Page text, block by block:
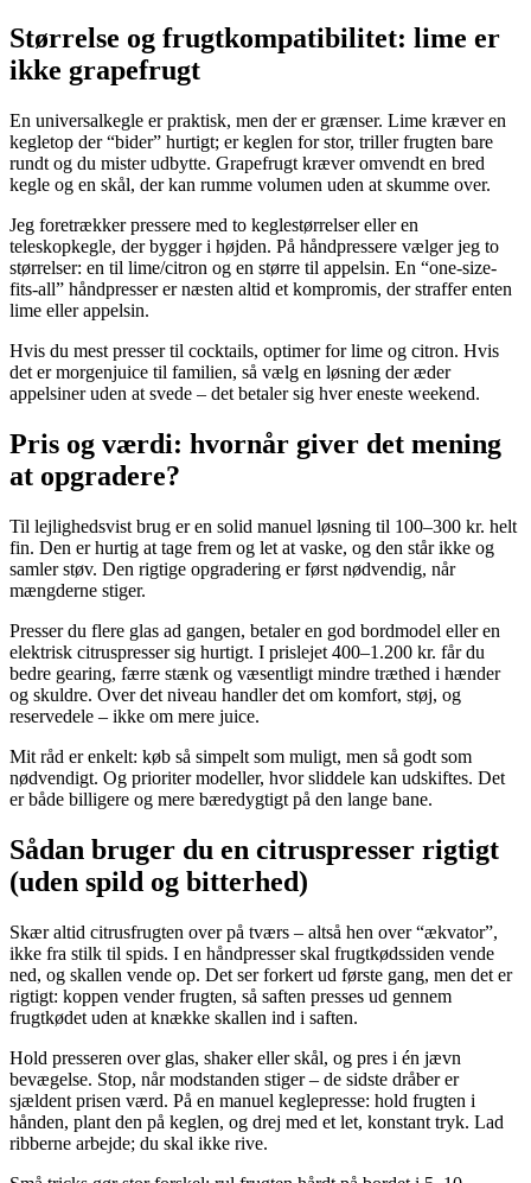
Størrelse og frugtkompatibilitet: lime er
ikke grapefrugt
En universalkegle er praktisk, men der er grænser. Lime kræver en
kegletop der “bider” hurtigt; er keglen for stor, triller frugten bare
rundt og du mister udbytte. Grapefrugt kræver omvendt en bred
kegle og en skål, der kan rumme volumen uden at skumme over.
Jeg foretrækker pressere med to keglestørrelser eller en
teleskopkegle, der bygger i højden. På håndpressere vælger jeg to
størrelser: en til lime/citron og en større til appelsin. En “one-size-
fits-all” håndpresser er næsten altid et kompromis, der straffer enten
lime eller appelsin.
Hvis du mest presser til cocktails, optimer for lime og citron. Hvis
det er morgenjuice til familien, så vælg en løsning der æder
appelsiner uden at svede – det betaler sig hver eneste weekend.
Pris og værdi: hvornår giver det mening
at opgradere?
Til lejlighedsvist brug er en solid manuel løsning til 100–300 kr. helt
fin. Den er hurtig at tage frem og let at vaske, og den står ikke og
samler støv. Den rigtige opgradering er først nødvendig, når
mængderne stiger.
Presser du flere glas ad gangen, betaler en god bordmodel eller en
elektrisk citruspresser sig hurtigt. I prislejet 400–1.200 kr. får du
bedre gearing, færre stænk og væsentligt mindre træthed i hænder
og skuldre. Over det niveau handler det om komfort, støj, og
reservedele – ikke om mere juice.
Mit råd er enkelt: køb så simpelt som muligt, men så godt som
nødvendigt. Og prioriter modeller, hvor sliddele kan udskiftes. Det
er både billigere og mere bæredygtigt på den lange bane.
Sådan bruger du en citruspresser rigtigt
(uden spild og bitterhed)
Skær altid citrusfrugten over på tværs – altså hen over “ækvator”,
ikke fra stilk til spids. I en håndpresser skal frugtkødssiden vende
ned, og skallen vende op. Det ser forkert ud første gang, men det er
rigtigt: koppen vender frugten, så saften presses ud gennem
frugtkødet uden at knække skallen ind i saften.
Hold presseren over glas, shaker eller skål, og pres i én jævn
bevægelse. Stop, når modstanden stiger – de sidste dråber er
sjældent prisen værd. På en manuel keglepresse: hold frugten i
hånden, plant den på keglen, og drej med et let, konstant tryk. Lad
ribberne arbejde; du skal ikke rive.